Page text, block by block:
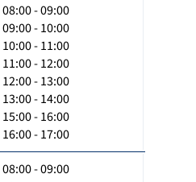
08:00 - 09:00
09:00 - 10:00
10:00 - 11:00
11:00 - 12:00
12:00 - 13:00
13:00 - 14:00
15:00 - 16:00
16:00 - 17:00
08:00 - 09:00